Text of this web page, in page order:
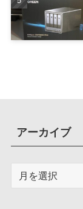
アーカイブ